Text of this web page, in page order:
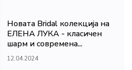
Новата Bridal колекција на
ЕЛЕНА ЛУКА - класичен
шарм и современа...
12.04.2024